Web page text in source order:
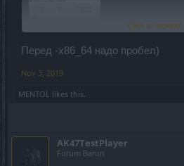
Click to expand...
Перед -x86_64 надо пробел)
Nov 3, 2019
MENTOL likes this.
AK47TestPlayer
Forum Baron